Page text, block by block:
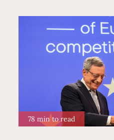
78 min to read